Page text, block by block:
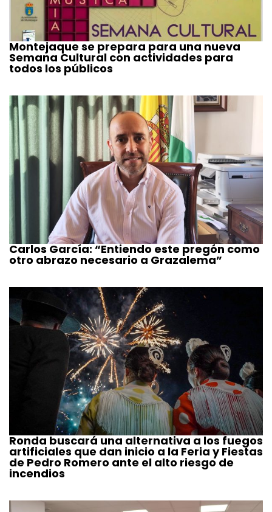
Montejaque se prepara para una nueva
Semana Cultural con actividades para
todos los públicos
Carlos García: “Entiendo este pregón como
otro abrazo necesario a Grazalema”
Ronda buscará una alternativa a los fuegos
artificiales que dan inicio a la Feria y Fiestas
de Pedro Romero ante el alto riesgo de
incendios